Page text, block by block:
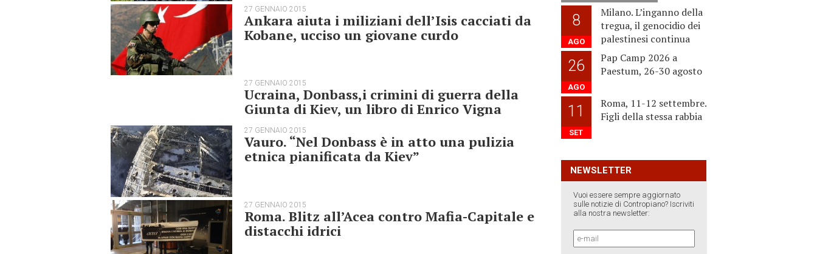
27 GENNAIO 2015
Ankara aiuta i miliziani dell’Isis cacciati da
Kobane, ucciso un giovane curdo
27 GENNAIO 2015
Ucraina, Donbass,i crimini di guerra della
Giunta di Kiev, un libro di Enrico Vigna
27 GENNAIO 2015
Vauro. “Nel Donbass è in atto una pulizia
etnica pianificata da Kiev”
27 GENNAIO 2015
Roma. Blitz all’Acea contro Mafia-Capitale e
distacchi idrici
8
AGO
Milano. L’inganno della
tregua, il genocidio dei
palestinesi continua
26
AGO
Pap Camp 2026 a
Paestum, 26-30 agosto
11
SET
Roma, 11-12 settembre.
Figli della stessa rabbia
NEWSLETTER
Vuoi essere sempre aggiornato
sulle notizie di Contropiano? Iscriviti
alla nostra newsletter: